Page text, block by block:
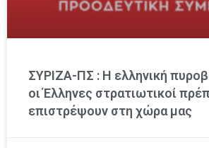
ΣΥΡΙΖΑ-ΠΣ : Η ελληνική
οι Έλληνες στρατιωτικοί
επιστρέψουν στη χώρα μας